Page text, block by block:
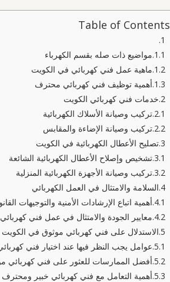
Table of Contents
مواضيع ذات صله بقسم الكهرباء
ماهية عمل فني كهربائي في الكويت
أهمية توظيف فني كهربائي محترف
خدمات فني كهربائي الكويت
تركيب وصيانة الأسلاك الكهربائية
تركيب وصيانة الإضاءة والمقابس
تصليح الأعطال الكهربائية في الكويت
تشخيص وإصلاح الأعطال الكهربائية الشائعة
تركيب وصيانة الأجهزة الكهربائية المنزلية
السلامة والامتثال في العمل الكهربائي
أهمية اتباع الإرشادات الأمنية والتوجيهات
معايير الجودة والامتثال في عمل فني
الاستدلال على فني كهربائي موثوق في الكويت
عوامل يجب النظر فيها عند اختيار فني
أفضل الممارسات للعثور على فني كهربائي
أهمية التعامل مع فني كهربائي خبير ومحترف